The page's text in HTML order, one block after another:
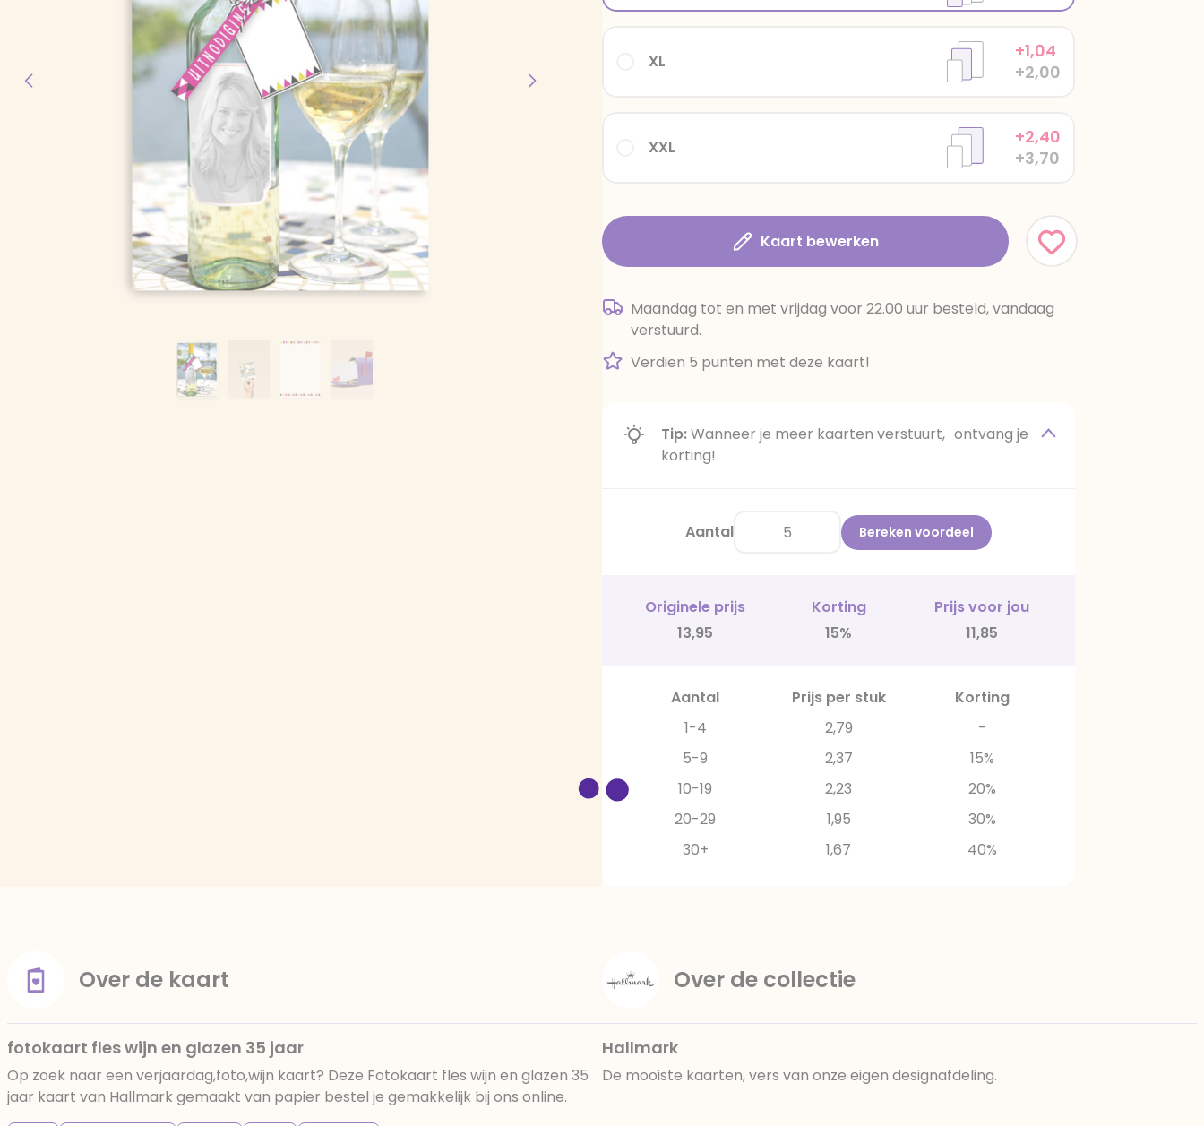
XXL
+2,40
+3,70
XL
+1,04
+2,00
Kaart bewerken
Maandag tot en met vrijdag voor 22.00 uur besteld, vandaag
verstuurd.
Verdien 5 punten met deze kaart!
Tip:Wanneer je meer kaarten verstuurt, ontvang je
korting!
Aantal Bereken voordeel
Originele prijs Korting
Prijs voor jou
13,95
15% 11,85
Aantal Prijs per stuk
Korting
1-4
2,79
-
5-9
2,37
15%
10-19
2,23
20%
20-29
1,95
30%
30+
1,67 40%
Over de kaart
fotokaart fles wijn en glazen 35 jaar
Op zoek naar een verjaardag,foto,wijn kaart? Deze Fotokaart fles wijn en glazen 35
jaar kaart van Hallmark gemaakt van papier bestel je gemakkelijk bij ons online.
Over de collectie
Hallmark
De mooiste kaarten, vers van onze eigen designafdeling.